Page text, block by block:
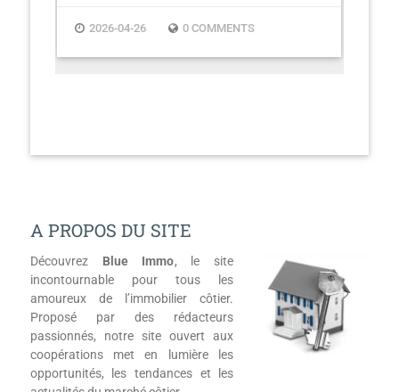
2026-04-26 0 COMMENTS
A PROPOS DU SITE
Découvrez Blue Immo, le site
incontournable pour tous les
amoureux de l’immobilier côtier.
Proposé par des rédacteurs
passionnés, notre site ouvert aux
coopérations met en lumière les
opportunités, les tendances et les